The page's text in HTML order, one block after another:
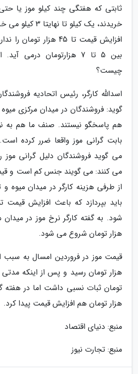
ثابتی که هفتگی چند کیلو موز یا
خریدند، یک کیلو
افزایش قیمت تا 45 هزار
بین 5 تا 7 هزارتومان درمی
چیست؟
اسدالله کارگر، رئیس اتحادیه
گوید: فروشندگان در میدان مرکزی
هم پاسخگو نیستند. صنف ما هم به
بابت گرانی موز واقعا ضرر کرده
می گوید فروشندگان دلیل گرانی موز
می کنند: می گویند جنس کم است و
از طرفی هزینه کارگر در میدان میوه و
باید بپردازد که باعث افزایش
هزار تومان شروع می شود.
هزار تومان هم افزایش قیمت پیدا کرد.
منبع: دنیای اقتصاد
منبع: تجارت نیوز